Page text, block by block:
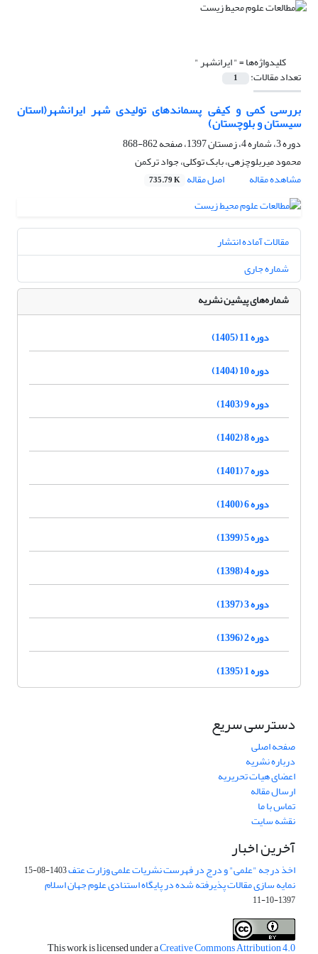
کلیدواژه‌ها =" ایرانشهر "
تعداد مقالات: 1
بررسی کمی و کیفی پسماندهای تولیدی شهر ایرانشهر(استان
سیستان و بلوچستان)
دوره 3، شماره 4، زمستان 1397، صفحه
862-868
محمود میربلوچزهی، بابک توکلی، جواد ترکمن
مشاهده مقاله
اصل مقاله 735.79 K
مقالات آماده انتشار
شماره جاری
شماره‌های پیشین نشریه
دوره 11 (1405)
دوره 10 (1404)
دوره 9 (1403)
دوره 8 (1402)
دوره 7 (1401)
دوره 6 (1400)
دوره 5 (1399)
دوره 4 (1398)
دوره 3 (1397)
دوره 2 (1396)
دوره 1 (1395)
دسترسی سریع
صفحه اصلی
درباره نشریه
اعضای هیات تحریریه
ارسال مقاله
تماس با ما
نقشه سایت
آخرین اخبار
اخذ درجه "علمی" و درج در فهرست نشریات علمی وزارت عتف1403-08-15
نمایه سازی مقالات پذیرفته شده در پایگاه استنادی علوم جهان اسلام
1397-10-11
This work is licensed under aCreative Commons Attribution 4.0